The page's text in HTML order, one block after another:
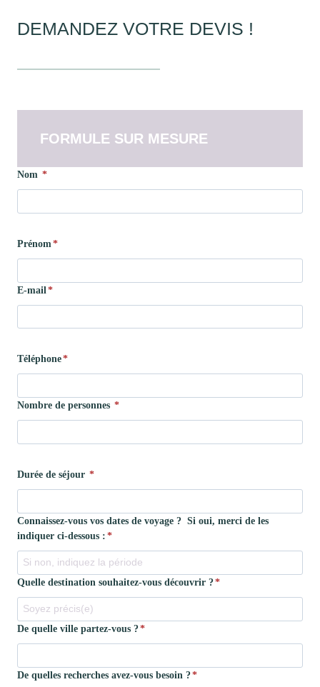
DEMANDEZ VOTRE DEVIS !
FORMULE SUR MESURE
Nom *
Prénom *
E-mail *
Téléphone*
Nombre de personnes *
Durée de séjour *
Connaissez-vous vos dates de voyage ? Si oui, merci de les
indiquer ci-dessous : *
Quelle destination souhaitez-vous découvrir ?*
De quelle ville partez-vous ?*
De quelles recherches avez-vous besoin ?*